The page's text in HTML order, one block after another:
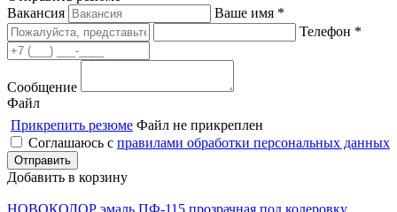
Вакансия
Ваше имя *
Телефон *
Сообщение
Файл
Прикрепить резюме Файл не прикреплен
Соглашаюсь с правилами обработки персональных данных
Добавить в корзину
НОВОКОЛОР эмаль ПФ-115 прозрачная под колеровку